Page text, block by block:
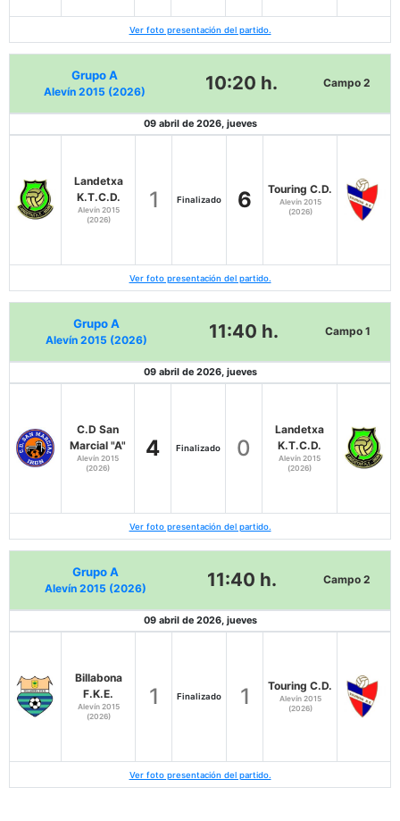
Ver foto presentación del partido.
Grupo A
Alevín 2015 (2026) 10:20 h. Campo 2
09 abril de 2026, jueves
Landetxa
K.T.C.D.
Alevín 2015
(2026)
1 Finalizado 6 Touring C.D.
Alevín 2015
(2026)
Ver foto presentación del partido.
Grupo A
Alevín 2015 (2026) 11:40 h. Campo 1
09 abril de 2026, jueves
C.D San
Marcial "A"
Alevín 2015
(2026)
4 Finalizado 0
Landetxa
K.T.C.D.
Alevín 2015
(2026)
Ver foto presentación del partido.
Grupo A
Alevín 2015 (2026) 11:40 h. Campo 2
09 abril de 2026, jueves
Billabona
F.K.E.
Alevín 2015
(2026)
1 Finalizado 1 Touring C.D.
Alevín 2015
(2026)
Ver foto presentación del partido.